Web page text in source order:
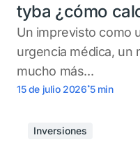
tyba ¿cómo
Un imprevisto como
urgencia médica, un
mucho más...
15 de julio 2026.5 min
Inversiones